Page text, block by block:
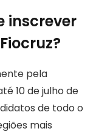
inscrever
pela
10 de julho de
de todo o
mais